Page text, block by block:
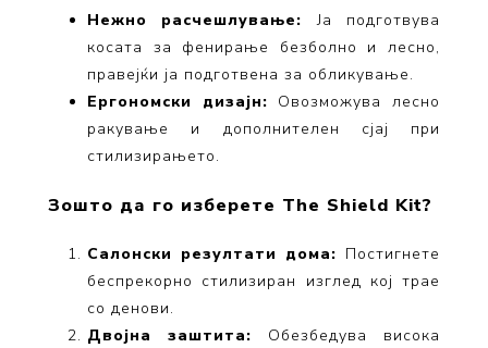
Нежно расчешлување: Ја подготвува
косата за фенирање безболно и лесно,
правејќи ја подготвена за обликување.
Ергономски дизајн: Овозможува лесно
ракување и дополнителен сјај при
стилизирањето.
Зошто да го изберете The Shield Kit?
Салонски резултати дома: Постигнете
беспрекорно стилизиран изглед кој трае
со денови.
Двојна заштита: Обезбедува висока